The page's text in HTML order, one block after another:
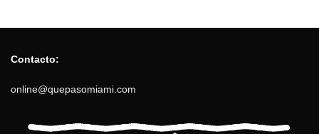
Contacto:
online@quepasomiami.com